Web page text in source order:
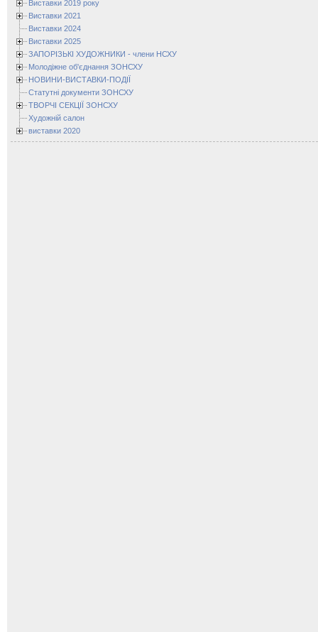
Виставки 2019 року
Виставки 2021
Виставки 2024
Виставки 2025
ЗАПОРІЗЬКІ ХУДОЖНИКИ - члени НСХУ
Молодіжне об'єднання ЗОНСХУ
НОВИНИ-ВИСТАВКИ-ПОДІЇ
Статутні документи ЗОНСХУ
ТВОРЧІ СЕКЦІЇ ЗОНСХУ
Художній салон
виставки 2020